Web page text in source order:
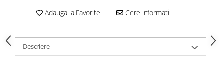
Adauga la Favorite Cere informatii
Descriere